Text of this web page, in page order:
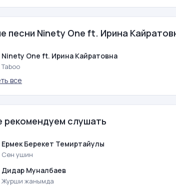
песни Ninety One ft. Ирина
Ninety One ft. Ирина Кайратовна
Taboo
все
рекомендуем слушать
Ермек Берекет Темиртайулы
Сен ушин
Дидар Муналбаев
Журши жанымда